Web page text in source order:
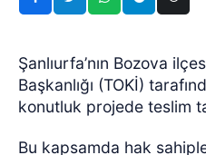
Şanlıurfa’nın Bozova
Başkanlığı (TOKİ)
konutluk projede teslim
Bu kapsamda hak